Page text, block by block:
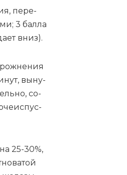
пе­ре­
3 бал­ла
вниз).
вы­ну­
со­
25-30%,